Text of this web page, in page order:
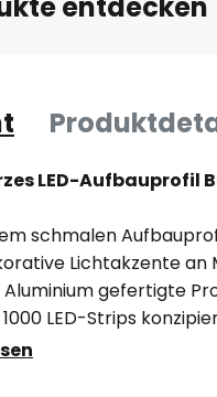
LED-Aufbauprofil
schmalen
Lichtakzente an
Aluminium gefertigte
1000 LED-Strips
schwarz satinierten